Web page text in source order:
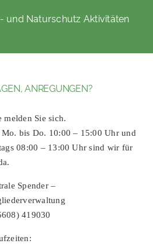
und Naturschutz Aktivitäten
ANREGUNGEN?
melden Sie sich.
Mo. bis Do. 10:00 – 15:00 Uhr und
08:00 – 13:00 Uhr sind wir für
Spender –
419030